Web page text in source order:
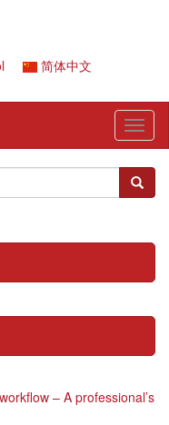
简体中文
搜索
– A professional’s